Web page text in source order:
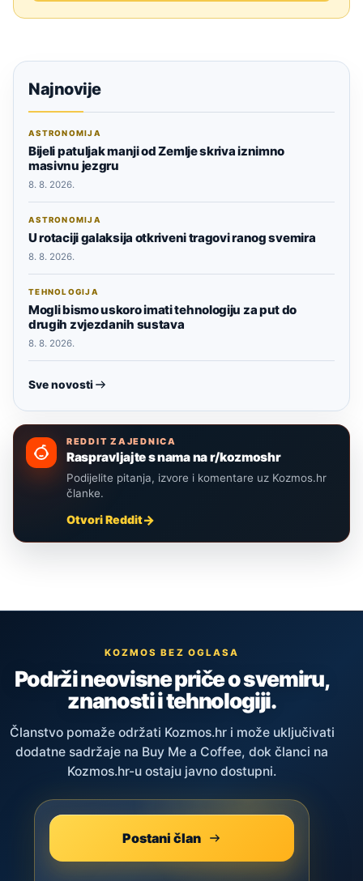
Najnovije
ASTRONOMIJA
Bijeli patuljak manji od Zemlje skriva iznimno
masivnu jezgru
8. 8. 2026.
ASTRONOMIJA
U rotaciji galaksija otkriveni tragovi ranog svemira
8. 8. 2026.
TEHNOLOGIJA
Mogli bismo uskoro imati tehnologiju za put do
drugih zvjezdanih sustava
8. 8. 2026.
Sve novosti
REDDIT ZAJEDNICA
Raspravljajte s nama na r/kozmoshr
Podijelite pitanja, izvore i komentare uz Kozmos.hr
članke.
Otvori Reddit
KOZMOS BEZ OGLASA
Podrži neovisne priče o svemiru,
znanosti i tehnologiji.
Članstvo pomaže održati Kozmos.hr i može uključivati
dodatne sadržaje na Buy Me a Coffee, dok članci na
Kozmos.hr-u ostaju javno dostupni.
Postani član